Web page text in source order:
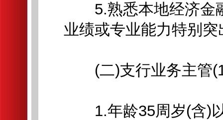
5.熟悉本地经济金
业绩或专业能力特别
(二)支行业务主管
1.年龄35周岁(含)以